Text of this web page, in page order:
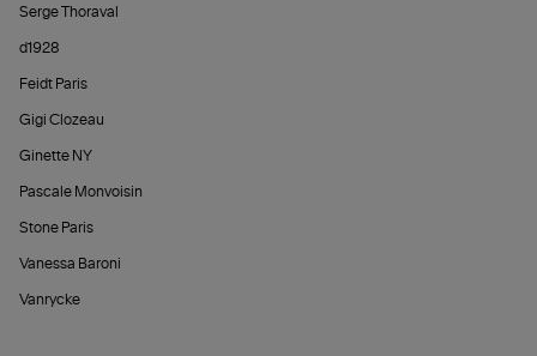
Serge Thoraval
d1928
Feidt Paris
Gigi Clozeau
Ginette NY
Pascale Monvoisin
Stone Paris
Vanessa Baroni
Vanrycke